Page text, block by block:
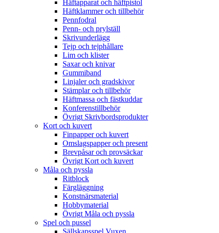
Häftapparat och häftpistol
Häftklammer och tillbehör
Pennfodral
Penn- och prylställ
Skrivunderlägg
Tejp och tejphållare
Lim och klister
Saxar och knivar
Gummiband
Linjaler och gradskivor
Stämplar och tillbehör
Häftmassa och fästkuddar
Konferenstillbehör
Övrigt Skrivbordsprodukter
Kort och kuvert
Finpapper och kuvert
Omslagspapper och present
Brevpåsar och provsäckar
Övrigt Kort och kuvert
Måla och pyssla
Ritblock
Färgläggning
Konstnärsmaterial
Hobbymaterial
Övrigt Måla och pyssla
Spel och pussel
Sällskapsspel Vuxen